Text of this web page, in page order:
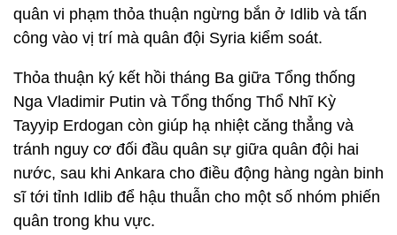
quân vi phạm thỏa thuận ngừng bắn ở Idlib và tấn
công vào vị trí mà quân đội Syria kiểm soát.
Thỏa thuận ký kết hồi tháng Ba giữa Tổng thống
Nga Vladimir Putin và Tổng thống Thổ Nhĩ Kỳ
Tayyip Erdogan còn giúp hạ nhiệt căng thẳng và
tránh nguy cơ đối đầu quân sự giữa quân đội hai
nước, sau khi Ankara cho điều động hàng ngàn binh
sĩ tới tỉnh Idlib để hậu thuẫn cho một số nhóm phiến
quân trong khu vực.